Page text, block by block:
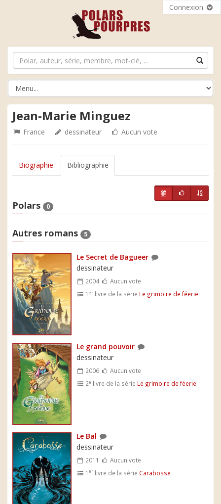
Connexion
Jean-Marie Minguez
France dessinateur Aucun vote
Biographie Bibliographie
Polars 0
Autres romans 5
Le Secret de Bagueer
dessinateur
2004
Aucun vote
1er livre de la série Le grimoire de féerie
Le grand pouvoir
dessinateur
2006
Aucun vote
2e livre de la série Le grimoire de féerie
Le Bal
dessinateur
2011
Aucun vote
1er livre de la série Carabosse